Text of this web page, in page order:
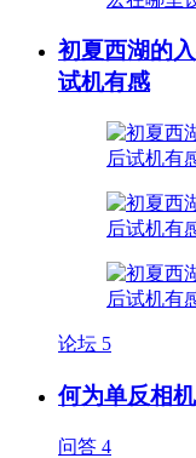
初夏西湖的
试机有感
论坛 5
何为单反相机
问答 4